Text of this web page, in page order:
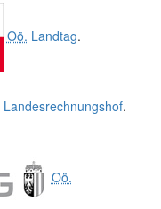
Oö. Landtag.
Landesrechnungshof.
Oö.